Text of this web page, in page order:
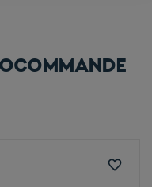
favorite_border